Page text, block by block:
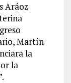
Aráoz
Martín
la
la